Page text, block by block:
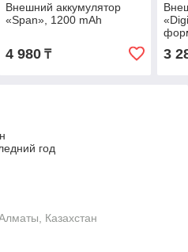
Внешний аккумулятор
«Span», 1200 mAh
4 980₸ 3
год
Казахстан